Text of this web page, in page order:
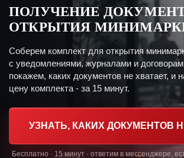
ПОЛУЧЕНИЕ
ОТКРЫТИЯ
Соберем комплект для открытия
с уведомлениями, журналами и
покажем, каких документов не хватает, и
цену комплекта - за 15 минут.
УЗНАТЬ, КАКИХ ДОКУМЕНТОВ
Бесплатно · 15 минут · ответим в мессенджере,